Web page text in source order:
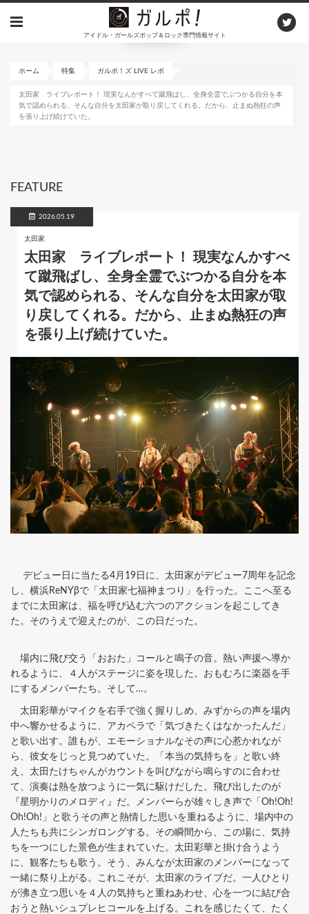
アイドル・ガールズポップ＆ロック専門情報サイト
ホーム 特集 ガルポ！ズ LIVE レポ
太田家 ライブレポート！ 現実なんかすべて蹴飛ばし、全身全霊でぶつかる自分を本
気で認められる、そんな自分を太田家が取り戻してくれる。だから、止まぬ熱狂の声
を張り上げ続けていた。
FEATURE
2026.05.19
太田家
太田家 ライブレポート！ 現実なんかすべ
て蹴飛ばし、全身全霊でぶつかる自分を本
気で認められる、そんな自分を太田家が取
り戻してくれる。だから、止まぬ熱狂の声
を張り上げ続けていた。
デビュー日に当たる4月19日に、太田家がデビュー7周年を記念
し、横浜ReNYβで「太田家七福神まつり」を行った。ここへ至る
までに太田家は、福を呼び込む六つのアクションを起こしてき
た。そのうえで迎えたのが、この日だった。
場内に飛び交う「おおた」コールと鳴子の音。熱い声援へ導か
れるように、４人がステージに姿を現した。おもむろに楽器を手
にするメンバーたち。そして…。
太田彩華がマイクを右手で強く握りしめ、みずからの声を場内
中へ響かせるように、アカペラで「気づきたくはなかったんだ」
と歌い出す。誰もが、エモーショナルなその声に心惹かれなが
ら、彼女をじっと見つめていた。「本当の気持ちを」と歌い終
え、太田たけちゃんがカウントを叫びながら鳴らすのに合わせ
て、演奏は熱を放つように一気に駆けだした。飛び出したのが
『星明かりのメロディ』だ。メンバーらが雄々しき声で「Oh!Oh!
Oh!Oh!」と歌うその声と熱情した思いを重ねるように、場内中の
人たちも共にシンガロングする。その瞬間から、この場に、気持
ちを一つにした景色が生まれていた。太田彩華と掛け合うよう
に、観客たちも歌う。そう、みんなが太田家のメンバーになって
一緒に祭り上がる。これこそが、太田家のライブだ。一人ひとり
が沸き立つ思いを４人の気持ちと重ねあわせ、心を一つに結び合
おうと熱いシュプレヒコールを上げる。これを感じたくて、たく